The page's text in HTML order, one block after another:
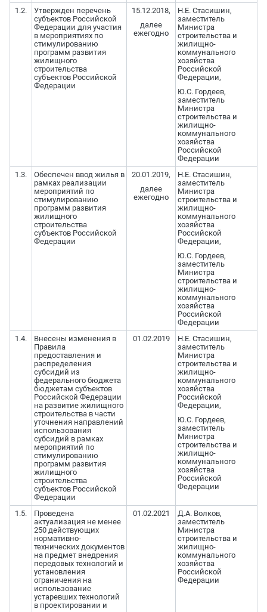
1.2.
Утвержден перечень
субъектов Российской
Федерации для участия
в мероприятиях по
стимулированию
программ развития
жилищного
строительства
субъектов Российской
Федерации
15.12.2018,
далее
ежегодно
Н.Е. Стасишин,
заместитель
Министра
строительства и
жилищно-
коммунального
хозяйства
Российской
Федерации,
Ю.С. Гордеев,
заместитель
Министра
строительства и
жилищно-
коммунального
хозяйства
Российской
Федерации
1.3.
Обеспечен ввод жилья в
рамках реализации
мероприятий по
стимулированию
программ развития
жилищного
строительства
субъектов Российской
Федерации
20.01.2019,
далее
ежегодно
Н.Е. Стасишин,
заместитель
Министра
строительства и
жилищно-
коммунального
хозяйства
Российской
Федерации,
Ю.С. Гордеев,
заместитель
Министра
строительства и
жилищно-
коммунального
хозяйства
Российской
Федерации
1.4.
Внесены изменения в
Правила
предоставления и
распределения
субсидий из
федерального бюджета
бюджетам субъектов
Российской Федерации
на развитие жилищного
строительства в части
уточнения направлений
использования
субсидий в рамках
мероприятий по
стимулированию
программ развития
жилищного
строительства
субъектов Российской
Федерации
01.02.2019
Н.Е. Стасишин,
заместитель
Министра
строительства и
жилищно-
коммунального
хозяйства
Российской
Федерации,
Ю.С. Гордеев,
заместитель
Министра
строительства и
жилищно-
коммунального
хозяйства
Российской
Федерации
1.5.
Проведена
актуализация не менее
250 действующих
нормативно-
технических документов
на предмет внедрения
передовых технологий и
установления
ограничения на
использование
устаревших технологий
в проектировании и
01.02.2021
Д.А. Волков,
заместитель
Министра
строительства и
жилищно-
коммунального
хозяйства
Российской
Федерации